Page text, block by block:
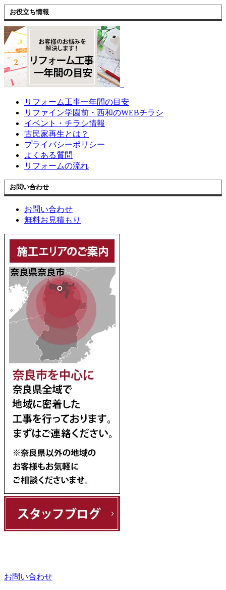
お役立ち情報
リフォーム工事一年間の目安
リファイン学園前・西和のWEBチラシ
イベント・チラシ情報
古民家再生とは？
プライバシーポリシー
よくある質問
リフォームの流れ
お問い合わせ
お問い合わせ
無料お見積もり
お問い合わせ